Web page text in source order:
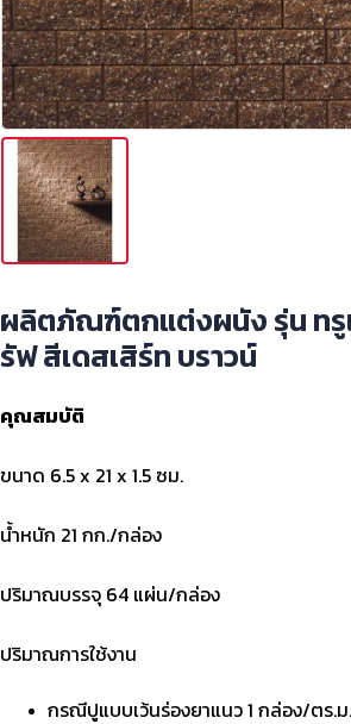
ผลิตภัณฑ์ตกแต่งผนัง รุ่น ทรู
รัฟ สีเดสเสิร์ท บราวน์
คุณสมบัติ
ขนาด 6.5 x 21 x 1.5 ซม.
น้ำหนัก 21 กก./กล่อง
ปริมาณบรรจุ 64 แผ่น/กล่อง
ปริมาณการใช้งาน
กรณีปูแบบเว้นร่องยาแนว 1 กล่อง/ตร.ม.